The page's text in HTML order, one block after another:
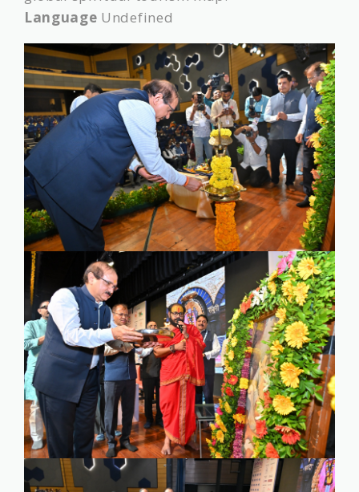
Language Undefined